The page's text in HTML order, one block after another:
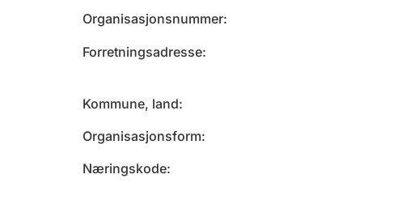
Organisasjonsnummer
Forretningsadresse
Kommune, land
Organisasjonsform
Næringskode